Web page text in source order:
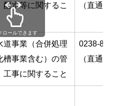
配水等に関するこ
（直通）
道事業（合併処理
槽事業含む）の管
工事に関すること
0238-85-
（直通）
ロールできます